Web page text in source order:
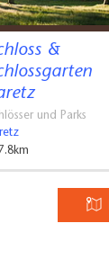
&
und Parks
7.8km